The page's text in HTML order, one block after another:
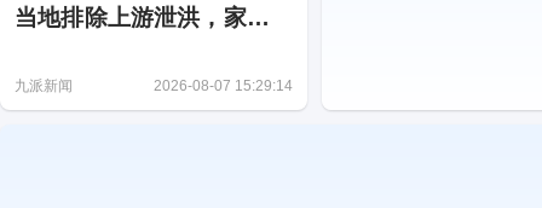
当地排除上游泄洪，家属盼
九派新闻 2026-08-07 15:29:14